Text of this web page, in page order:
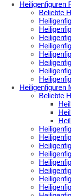
Heiligenfiguren
Beliebte
Heiligenfiguren
Beliebte